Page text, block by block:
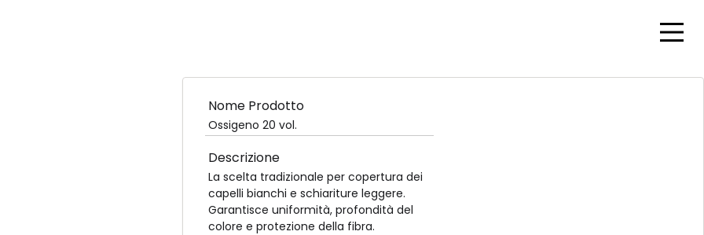
Nome Prodotto
Ossigeno 20 vol.
Descrizione
La scelta tradizionale per copertura dei
capelli bianchi e schiariture leggere.
Garantisce uniformità, profondità del
colore e protezione della fibra.